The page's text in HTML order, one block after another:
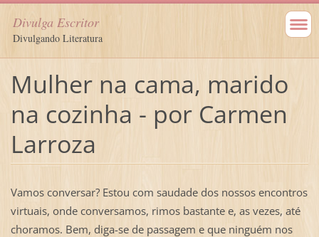
Divulga Escritor
Divulgando Literatura
Mulher na cama, marido
na cozinha - por Carmen
Larroza
Vamos conversar? Estou com saudade dos nossos encontros
virtuais, onde conversamos, rimos bastante e, as vezes, até
choramos. Bem, diga-se de passagem e que ninguém nos